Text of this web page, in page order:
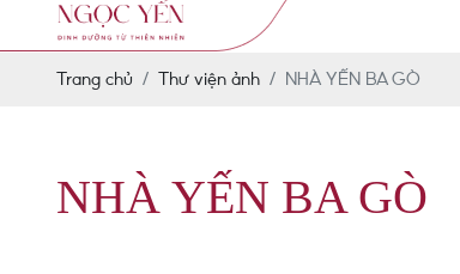
Trang chủ Thư viện ảnh NHÀ YẾN BA GÒ
NHÀ YẾN BA GÒ